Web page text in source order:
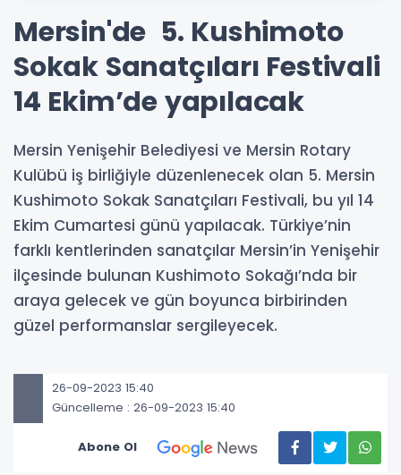
Mersin'de 5. Kushimoto
Sokak Sanatçıları Festivali
14 Ekim’de yapılacak
Mersin Yenişehir Belediyesi ve Mersin Rotary
Kulübü iş birliğiyle düzenlenecek olan 5. Mersin
Kushimoto Sokak Sanatçıları Festivali, bu yıl 14
Ekim Cumartesi günü yapılacak. Türkiye’nin
farklı kentlerinden sanatçılar Mersin’in Yenişehir
ilçesinde bulunan Kushimoto Sokağı’nda bir
araya gelecek ve gün boyunca birbirinden
güzel performanslar sergileyecek.
26-09-2023 15:40
Güncelleme : 26-09-2023 15:40
Abone Ol